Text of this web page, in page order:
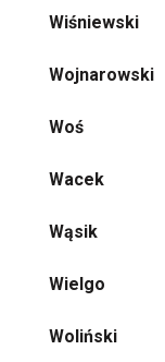
Wiśniewski
Wojnarowski
Woś
Wacek
Wąsik
Wielgo
Woliński